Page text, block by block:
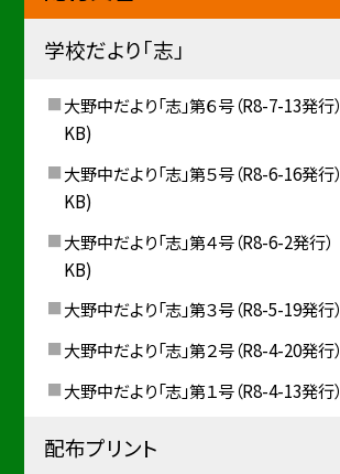
学校だより「志」
大野中だより「志」第６号（R8-7-13発行）
KB)
大野中だより「志」第５号（R8-6-16発行）
KB)
大野中だより「志」第４号（R8-6-2発行）
KB)
大野中だより「志」第３号（R8-5-19発行）
大野中だより「志」第２号（R8-4-20発行）
大野中だより「志」第１号（R8-4-13発行）
配布プリント